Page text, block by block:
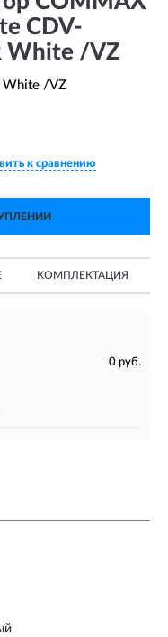
CDV-
White /VZ
White /VZ
к сравнению
КОМПЛЕКТАЦИЯ
0 руб.